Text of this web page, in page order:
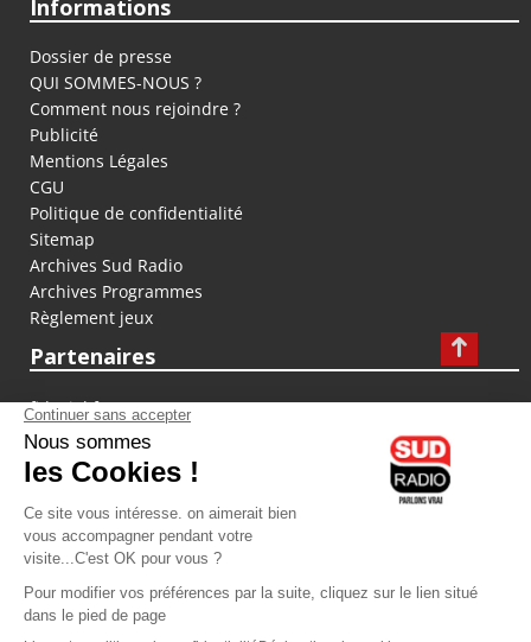
Informations
Dossier de presse
QUI SOMMES-NOUS ?
Comment nous rejoindre ?
Publicité
Mentions Légales
CGU
Politique de confidentialité
Sitemap
Archives Sud Radio
Archives Programmes
Règlement jeux
Partenaires
fiducial.fr
lyoncapitale.fr
olympique-et-lyonnais.com
L'application Iphone / Android
Téléchargez l'application
Les cookies